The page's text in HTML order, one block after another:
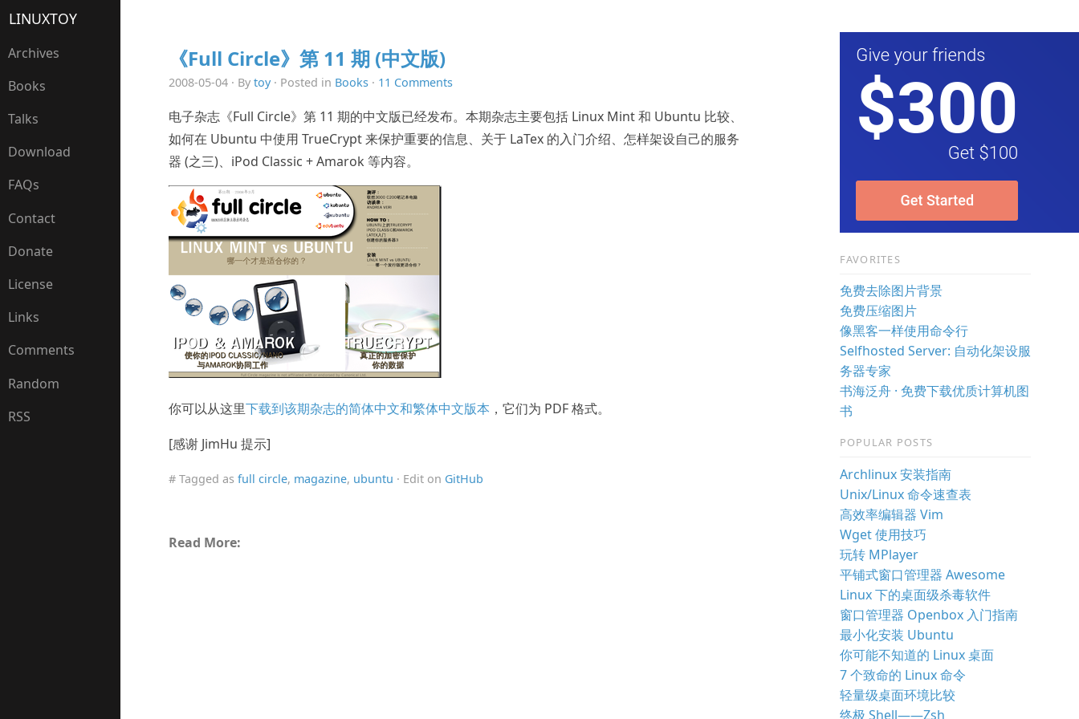
LINUXTOY
Archives
Books
Talks
Download
FAQs
Contact
Donate
License
Links
Comments
Random
RSS
《Full Circle》第 11 期 (中文版)
2008-05-04 · By toy· Posted in Books· 11 Comments
电子杂志《Full Circle》第 11 期的中文版已经发布。本期杂志主要包括 Linux Mint 和 Ubuntu 比较、
如何在 Ubuntu 中使用 TrueCrypt 来保护重要的信息、关于 LaTex 的入门介绍、怎样架设自己的服务
器 (之三)、iPod Classic + Amarok 等内容。
你可以从这里下载到该期杂志的简体中文和繁体中文版本 ，它们为 PDF 格式。
[感谢 JimHu 提示]
# Tagged as full circle, magazine, ubuntu · Edit on GitHub
Read More:
FAVORITES
免费去除图片背景
免费压缩图片
像黑客一样使用命令行
Selfhosted Server: 自动化架设服
务器专家
书海泛舟 · 免费下载优质计算机图
书
POPULAR POSTS
Archlinux 安装指南
Unix/Linux 命令速查表
高效率编辑器 Vim
Wget 使用技巧
玩转 MPlayer
平铺式窗口管理器 Awesome
Linux 下的桌面级杀毒软件
窗口管理器 Openbox 入门指南
最小化安装 Ubuntu
你可能不知道的 Linux 桌面
7 个致命的 Linux 命令
轻量级桌面环境比较
终极 Shell——Zsh